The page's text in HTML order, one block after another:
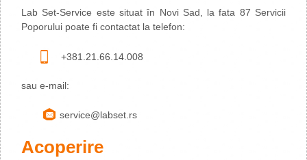
Lab Set-Service este situat în Novi Sad, la fata 87 Servicii
Poporului poate fi contactat la telefon:
+381.21.66.14.008
sau e-mail:
service@labset.rs
Acoperire